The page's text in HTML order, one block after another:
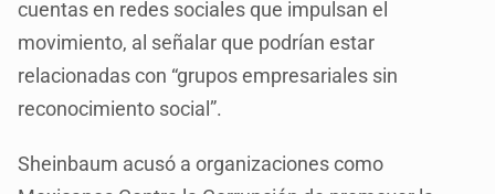
cuentas en redes sociales que impulsan el
movimiento, al señalar que podrían estar
relacionadas con “grupos empresariales sin
reconocimiento social”.
Sheinbaum acusó a organizaciones como